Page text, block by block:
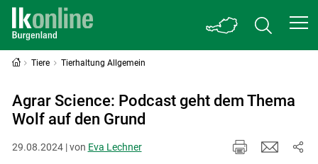
Tiere Tierhaltung Allgemein
Agrar Science: Podcast geht dem Thema
Wolf auf den Grund
29.08.2024 | von Eva Lechner